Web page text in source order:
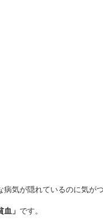
気が隠れているのに気が
血」 です。